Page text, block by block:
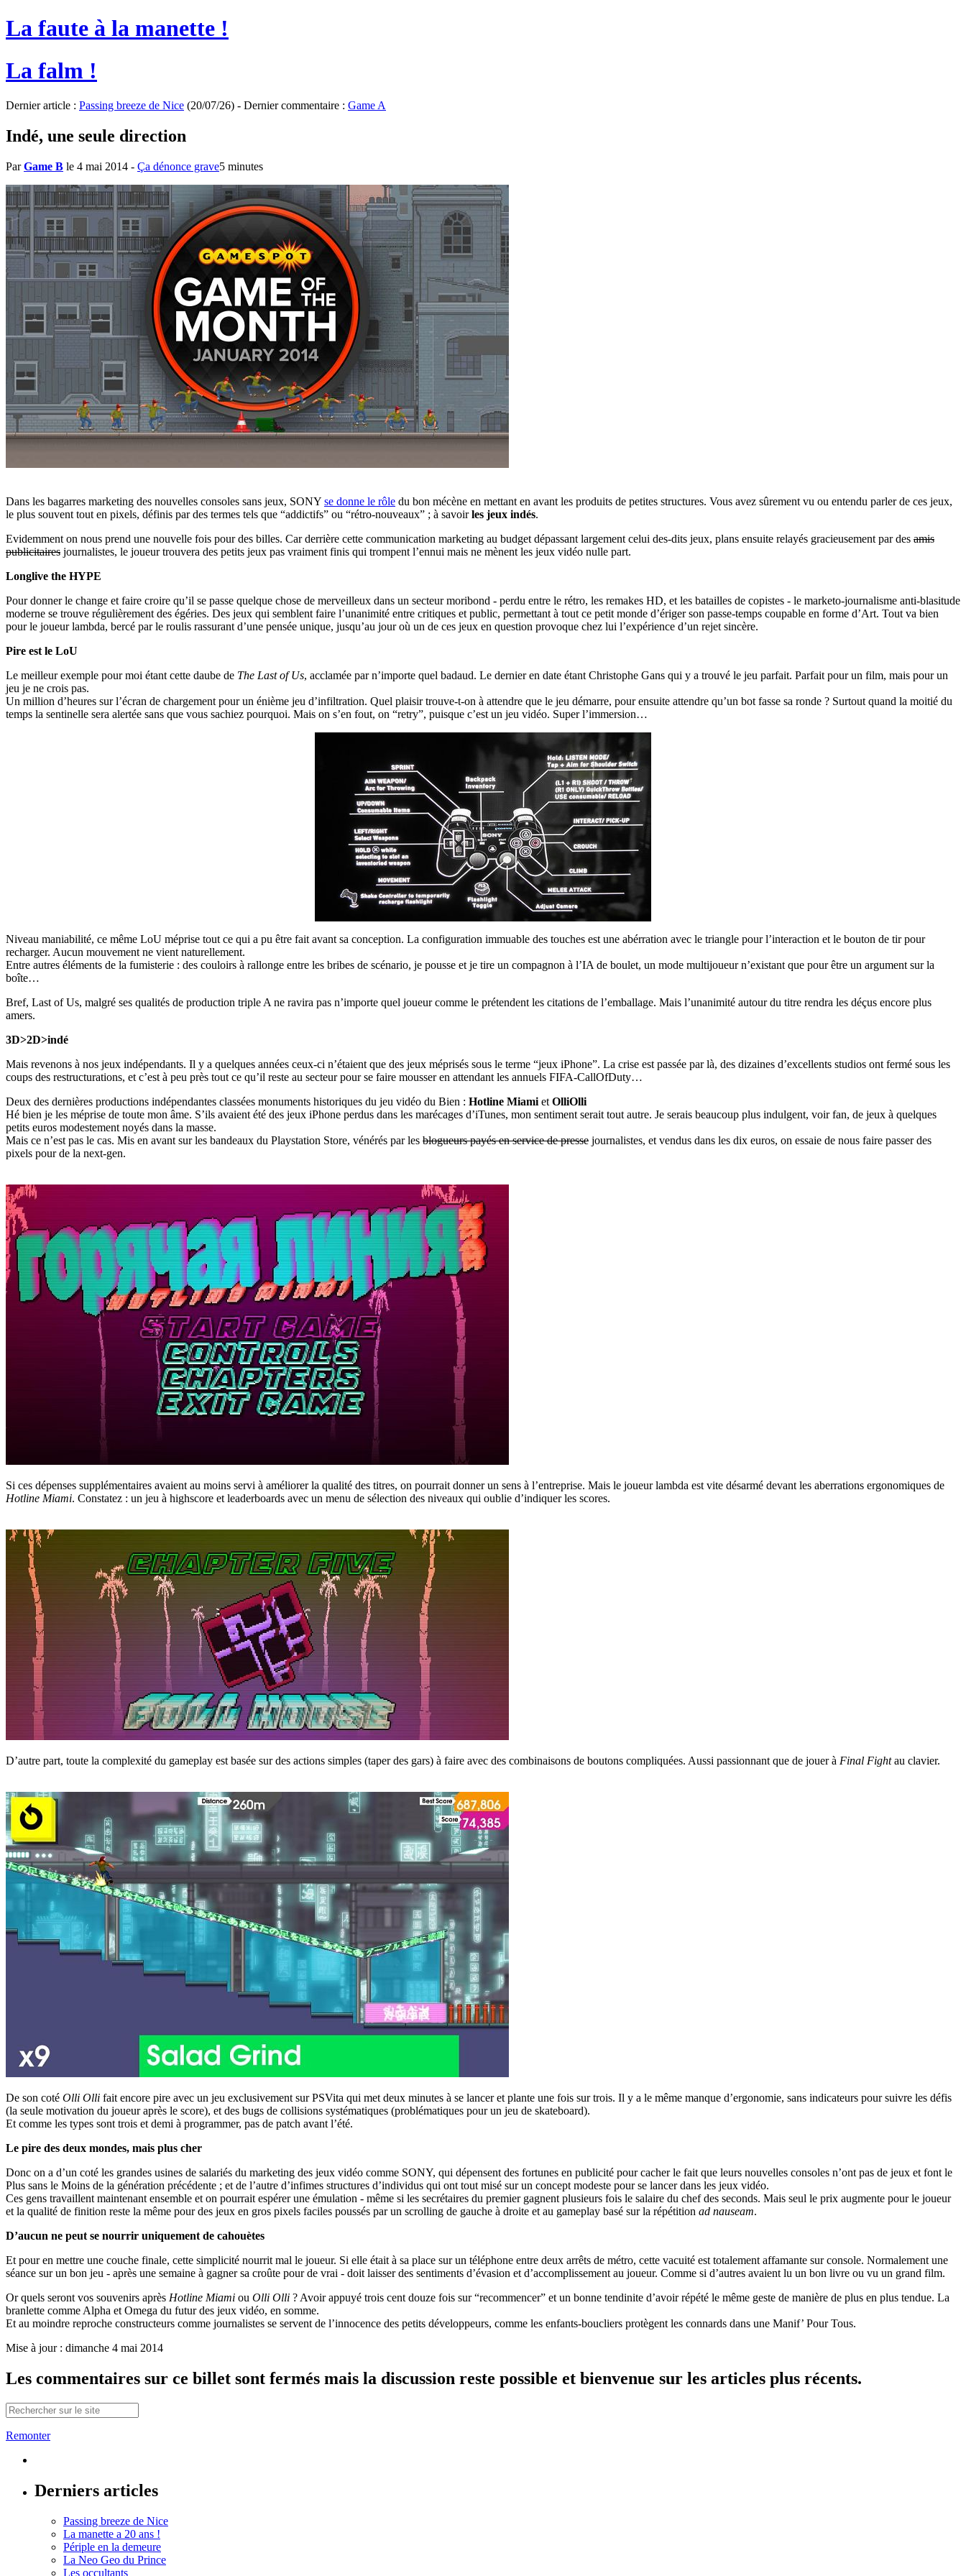
La faute à la manette !
La falm !
Dernier article : Passing breeze de Nice (20/07/26) - Dernier commentaire : Game A
Indé, une seule direction
ParGame B le 4 mai 2014 - Ça dénonce grave5 minutes
Dans les bagarres marketing des nouvelles consoles sans jeux, SONY se donne le rôle du bon mécène en mettant en avant les produits de petites structures. Vous avez sûrement vu ou entendu parler de ces jeux,
le plus souvent tout en pixels, définis par des termes tels que “addictifs” ou “rétro-nouveaux” ; à savoirles jeux indés.
Evidemment on nous prend une nouvelle fois pour des billes. Car derrière cette communication marketing au budget dépassant largement celui des-dits jeux, plans ensuite relayés gracieusement par des amis
publicitaires journalistes, le joueur trouvera des petits jeux pas vraiment finis qui trompent l’ennui mais ne mènent les jeux vidéo nulle part.
Longlive the HYPE
Pour donner le change et faire croire qu’il se passe quelque chose de merveilleux dans un secteur moribond - perdu entre le rétro, les remakes HD, et les batailles de copistes - le marketo-journalisme anti-blasitude
moderne se trouve régulièrement des égéries. Des jeux qui semblent faire l’unanimité entre critiques et public, permettant à tout ce petit monde d’ériger son passe-temps coupable en forme d’Art. Tout va bien
pour le joueur lambda, bercé par le roulis rassurant d’une pensée unique, jusqu’au jour où un de ces jeux en question provoque chez lui l’expérience d’un rejet sincère.
Pire est le LoU
Le meilleur exemple pour moi étant cette daube de The Last of Us, acclamée par n’importe quel badaud. Le dernier en date étant Christophe Gans qui y a trouvé le jeu parfait. Parfait pour un film, mais pour un
jeu je ne crois pas.
Un million d’heures sur l’écran de chargement pour un énième jeu d’infiltration. Quel plaisir trouve-t-on à attendre que le jeu démarre, pour ensuite attendre qu’un bot fasse sa ronde ? Surtout quand la moitié du
temps la sentinelle sera alertée sans que vous sachiez pourquoi. Mais on s’en fout, on “retry”, puisque c’est un jeu vidéo. Super l’immersion…
Niveau maniabilité, ce même LoU méprise tout ce qui a pu être fait avant sa conception. La configuration immuable des touches est une abérration avec le triangle pour l’interaction et le bouton de tir pour
recharger. Aucun mouvement ne vient naturellement.
Entre autres éléments de la fumisterie : des couloirs à rallonge entre les bribes de scénario, je pousse et je tire un compagnon à l’IA de boulet, un mode multijoueur n’existant que pour être un argument sur la
boîte…
Bref, Last of Us, malgré ses qualités de production triple A ne ravira pas n’importe quel joueur comme le prétendent les citations de l’emballage. Mais l’unanimité autour du titre rendra les déçus encore plus
amers.
3D>2D>indé
Mais revenons à nos jeux indépendants. Il y a quelques années ceux-ci n’étaient que des jeux méprisés sous le terme “jeux iPhone”. La crise est passée par là, des dizaines d’excellents studios ont fermé sous les
coups des restructurations, et c’est à peu près tout ce qu’il reste au secteur pour se faire mousser en attendant les annuels FIFA-CallOfDuty…
Deux des dernières productions indépendantes classées monuments historiques du jeu vidéo du Bien : Hotline Miami et OlliOlli
Hé bien je les méprise de toute mon âme. S’ils avaient été des jeux iPhone perdus dans les marécages d’iTunes, mon sentiment serait tout autre. Je serais beaucoup plus indulgent, voir fan, de jeux à quelques
petits euros modestement noyés dans la masse.
Mais ce n’est pas le cas. Mis en avant sur les bandeaux du Playstation Store, vénérés par les blogueurs payés en service de presse journalistes, et vendus dans les dix euros, on essaie de nous faire passer des
pixels pour de la next-gen.
Si ces dépenses supplémentaires avaient au moins servi à améliorer la qualité des titres, on pourrait donner un sens à l’entreprise. Mais le joueur lambda est vite désarmé devant les aberrations ergonomiques de
Hotline Miami. Constatez : un jeu à highscore et leaderboards avec un menu de sélection des niveaux qui oublie d’indiquer les scores.
D’autre part, toute la complexité du gameplay est basée sur des actions simples (taper des gars) à faire avec des combinaisons de boutons compliquées. Aussi passionnant que de jouer à Final Fightau clavier.
De son coté Olli Olli fait encore pire avec un jeu exclusivement sur PSVita qui met deux minutes à se lancer et plante une fois sur trois. Il y a le même manque d’ergonomie, sans indicateurs pour suivre les défis
(la seule motivation du joueur après le score), et des bugs de collisions systématiques (problématiques pour un jeu de skateboard).
Et comme les types sont trois et demi à programmer, pas de patch avant l’été.
Le pire des deux mondes, mais plus cher
Donc on a d’un coté les grandes usines de salariés du marketing des jeux vidéo comme SONY, qui dépensent des fortunes en publicité pour cacher le fait que leurs nouvelles consoles n’ont pas de jeux et font le
Plus sans le Moins de la génération précédente ; et de l’autre d’infimes structures d’individus qui ont tout misé sur un concept modeste pour se lancer dans les jeux vidéo.
Ces gens travaillent maintenant ensemble et on pourrait espérer une émulation - même si les secrétaires du premier gagnent plusieurs fois le salaire du chef des seconds. Mais seul le prix augmente pour le joueur
et la qualité de finition reste la même pour des jeux en gros pixels faciles poussés par un scrolling de gauche à droite et au gameplay basé sur la répétition ad nauseam.
D’aucun ne peut se nourrir uniquement de cahouètes
Et pour en mettre une couche finale, cette simplicité nourrit mal le joueur. Si elle était à sa place sur un téléphone entre deux arrêts de métro, cette vacuité est totalement affamante sur console. Normalement une
séance sur un bon jeu - après une semaine à gagner sa croûte pour de vrai - doit laisser des sentiments d’évasion et d’accomplissement au joueur. Comme si d’autres avaient lu un bon livre ou vu un grand film.
Or quels seront vos souvenirs après Hotline Miami ou Olli Olli ? Avoir appuyé trois cent douze fois sur “recommencer” et un bonne tendinite d’avoir répété le même geste de manière de plus en plus tendue. La
branlette comme Alpha et Omega du futur des jeux vidéo, en somme.
Et au moindre reproche constructeurs comme journalistes se servent de l’innocence des petits développeurs, comme les enfants-boucliers protègent les connards dans une Manif’ Pour Tous.
Mise à jour : dimanche 4 mai 2014
Les commentaires sur ce billet sont fermés mais la discussion reste possible et bienvenue sur les articles plus récents.
Remonter
Derniers articles
Passing breeze de Nice
La manette a 20 ans !
Périple en la demeure
La Neo Geo du Prince
Les occultants